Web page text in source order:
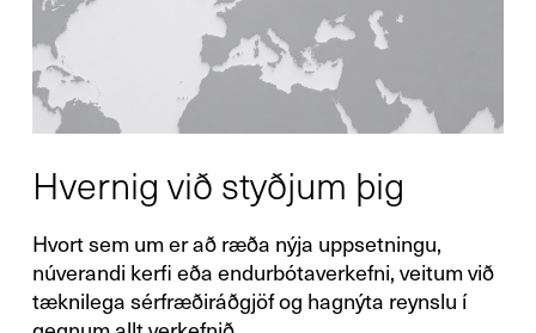
Hvernig við styðjum þig
Hvort sem um er að ræða nýja uppsetningu,
núverandi kerfi eða endurbótaverkefni, veitum við
tæknilega sérfræðiráðgjöf og hagnýta reynslu í